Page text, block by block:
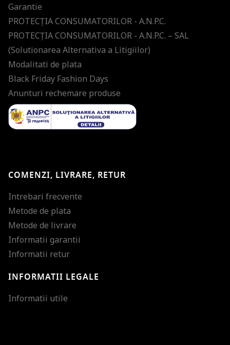
Garantie
PROTECŢIA CONSUMATORILOR - A.N.P.C.
PROTECŢIA CONSUMATORILOR - A.N.P.C. – SAL
(Solutionarea Alternativa a Litigiilor)
Modalitati de plata
Black Friday Fashion Days
Anunturi rechemare produse
COMENZI, LIVRARE, RETUR
Intrebari frecvente
Metode de plata
Metode de livrare
Informatii garantii
Informatii retur
INFORMATII LEGALE
Informatii utile